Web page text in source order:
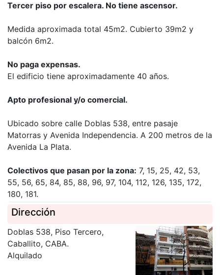
Tercer piso por escalera. No tiene ascensor.
Medida aproximada total 45m2. Cubierto 39m2 y
balcón 6m2.
No paga expensas.
El edificio tiene aproximadamente 40 años.
Apto profesional y/o comercial.
Ubicado sobre calle Doblas 538, entre pasaje
Matorras y Avenida Independencia. A 200 metros de la
Avenida La Plata.
Colectivos que pasan por la zona: 7, 15, 25, 42, 53,
55, 56, 65, 84, 85, 88, 96, 97, 104, 112, 126, 135, 172,
180, 181.
Dirección
Doblas 538, Piso Tercero,
Caballito, CABA.
Alquilado